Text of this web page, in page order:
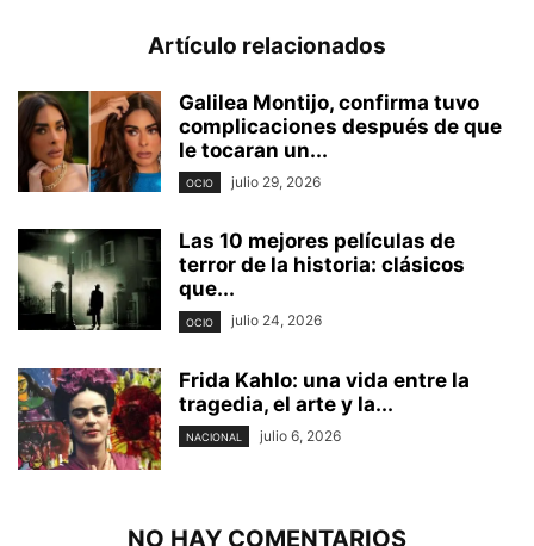
Artículo relacionados
Galilea Montijo, confirma tuvo
complicaciones después de que
le tocaran un...
OCIO julio 29, 2026
Las 10 mejores películas de
terror de la historia: clásicos
que...
OCIO julio 24, 2026
Frida Kahlo: una vida entre la
tragedia, el arte y la...
NACIONAL julio 6, 2026
NO HAY COMENTARIOS